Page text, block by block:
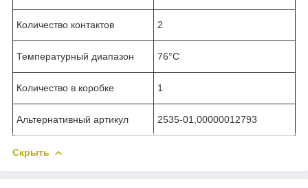
Количество контактов 2
Температурный диапазон 76°С
Количество в коробке 1
Альтернативный артикул 2535-01,00000012793
Скрыть